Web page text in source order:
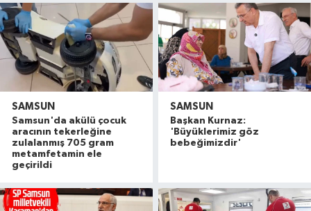
SAMSUN
Samsun'da akülü çocuk
aracının tekerleğine
zulalanmış 705 gram
metamfetamin ele
geçirildi
SAMSUN
Başkan Kurnaz:
'Büyüklerimiz göz
bebeğimizdir'